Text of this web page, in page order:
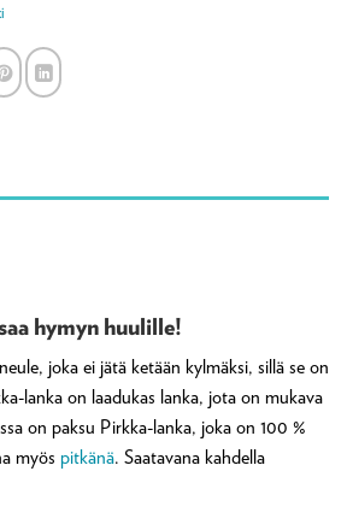
hymyn huulille!
joka ei jätä ketään kylmäksi, sillä se on
lanka on laadukas lanka, jota on mukava
on paksu Pirkka-lanka, joka on 100 %
myös pitkänä. Saatavana kahdella